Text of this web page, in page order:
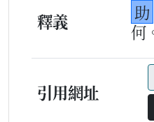
釋義 助
何
引用網址